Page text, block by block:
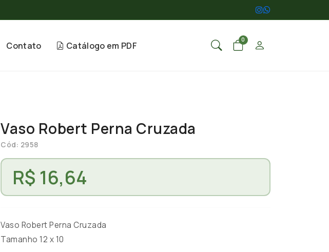
Contato Catálogo em PDF
0
Vaso Robert Perna Cruzada
Cód: 2958
R$ 16,64
Vaso Robert Perna Cruzada
Tamanho 12 x 10